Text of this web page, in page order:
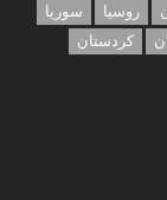
روسيا
سوريا
كردستان